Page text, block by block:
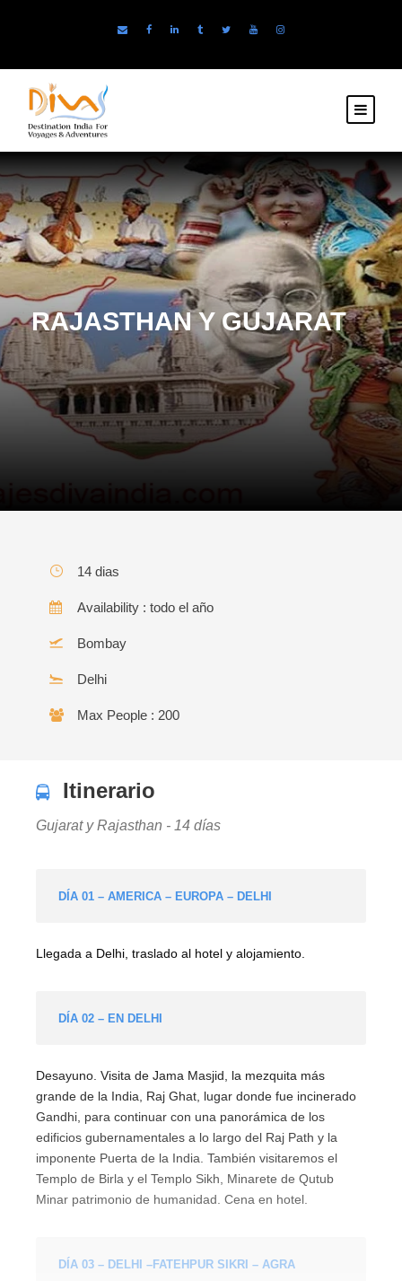
RAJASTHAN Y GUJARAT
14 dias
Availability : todo el año
Bombay
Delhi
Max People : 200
Itinerario
Gujarat y Rajasthan - 14 días
DÍA 01 – AMERICA – EUROPA – DELHI
Llegada a Delhi, traslado al hotel y alojamiento.
DÍA 02 – EN DELHI
Desayuno. Visita de Jama Masjid, la mezquita más
grande de la India, Raj Ghat, lugar donde fue incinerado
Gandhi, para continuar con una panorámica de los
edificios gubernamentales a lo largo del Raj Path y la
imponente Puerta de la India. También visitaremos el
Templo de Birla y el Templo Sikh, Minarete de Qutub
Minar patrimonio de humanidad. Cena en hotel.
DÍA 03 – DELHI –FATEHPUR SIKRI – AGRA